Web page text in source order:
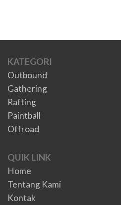
KATEGORI
Outbound
Gathering
Rafting
Paintball
Offroad
QUIK LINK
Home
Tentang Kami
Kontak